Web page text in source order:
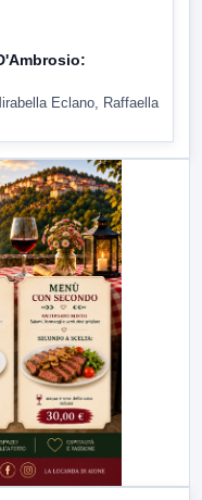
Eclano, Raffaella